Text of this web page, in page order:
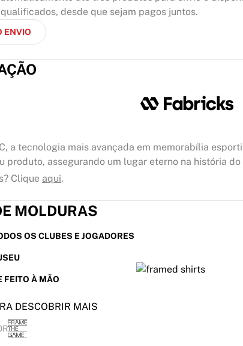
desde que sejam pagos juntos.
ENVIO
a tecnologia mais avançada em memorabília
produto, assegurando um lugar eterno na história do
Clique aqui.
MOLDURAS
OS CLUBES E JOGADORES
FEITO À MÃO
DESCOBRIR MAIS